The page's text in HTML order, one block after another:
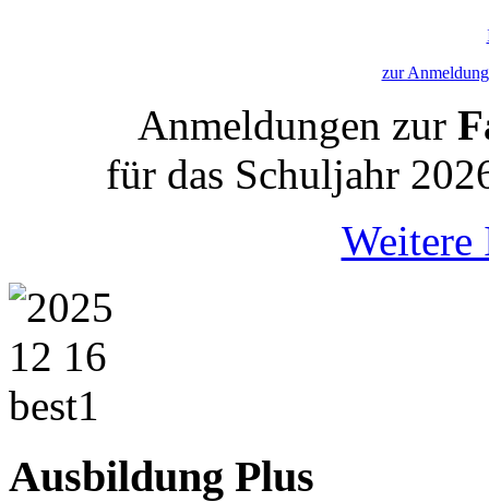
zur
Anmeldungen zur
für das Schuljahr
Weitere
Ausbildung Plus